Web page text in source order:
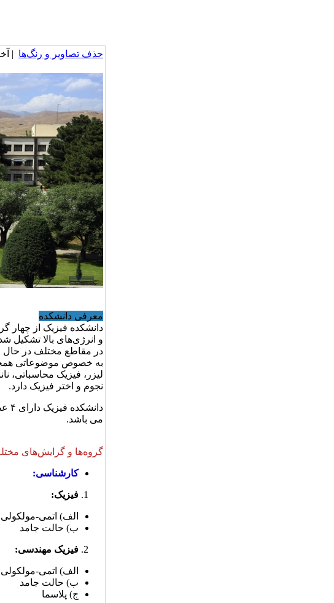
حذف تصاویر و رنگ‌ها |
معرفی دانشکده
دانشکده فیزیک از چهار
در مقاطع مختلف در حال
به خصوص موضوعاتی
لیزر، فیزیک محاسباتی،
نجوم و اختر فیزیک دارد.
می باشد.
گروه‌ها و گرایش‌های
کارشناسی:
فیزیک:
الف) اتمی-مولکولی
ب) حالت جامد
فیزیک مهندسی:
الف) اتمی-مولکولی
ب) حالت جامد
ج) پلاسما